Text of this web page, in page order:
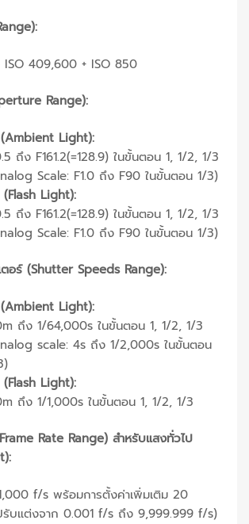
409,600 + ISO 850
Range):
Light):
ถึง F161.2(=128.9) ในขั้นตอน 1, 1/2, 1/3
Scale: F1.0 ถึง F90 ในขั้นตอน 1/3)
Light):
ถึง F161.2(=128.9) ในขั้นตอน 1, 1/2, 1/3
Scale: F1.0 ถึง F90 ในขั้นตอน 1/3)
ตอร์ (Shutter Speeds Range):
Light):
ถึง 1/64,000s ในขั้นตอน 1, 1/2, 1/3
scale: 4s ถึง 1/2,000s ในขั้นตอน
Light):
ถึง 1/1,000s ในขั้นตอน 1, 1/2, 1/3
Rate Range) สำหรับแสงทั่วไป
f/s พร้อมการตั้งค่าเพิ่มเติม 20
รับแต่งจาก 0.001 f/s ถึง 9,999.999 f/s)